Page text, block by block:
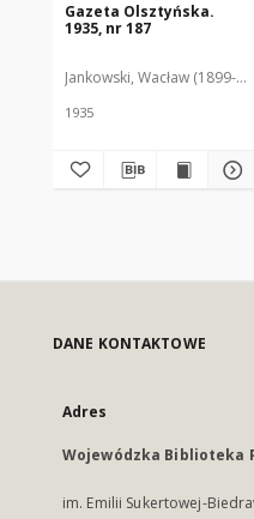
Gazeta Olsztyńska.
1935, nr 187
Jankowski, Wacław (1899-
1935
DANE KONTAKTOWE
Adres
Wojewódzka Biblioteka
im. Emilii Sukertowej-